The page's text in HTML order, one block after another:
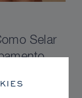
Selar